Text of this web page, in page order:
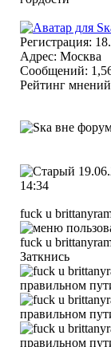
Регистрация:
Адрес: Москва
Сообщений:
Рейтинг
14:34
fuck u
Заткнись